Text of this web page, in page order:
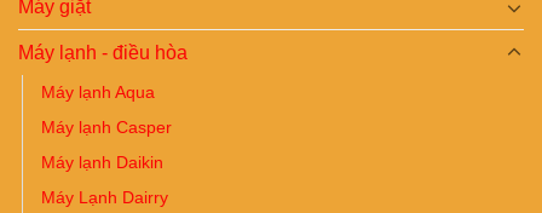
Máy giặt
Máy lạnh - điều hòa
Máy lạnh Aqua
Máy lạnh Casper
Máy lạnh Daikin
Máy Lạnh Dairry